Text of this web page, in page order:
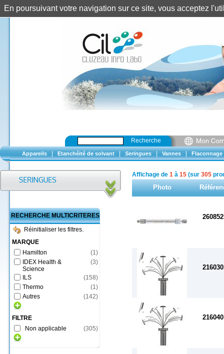
Recherche
Appareils Etanchéité de solvant Seringues Vannes Flaconnage
RECHERCHE MULTICRITERES
Réinitialiser les filtres.
MARQUE
Hamilton
(1)
IDEX Health &
Science
(3)
ILS (158)
Thermo
(1)
Autres
(142)
FILTRE
Non applicable
(305)
Affichage de 1 à 15 (sur 305
Photo
En poursuivant votre navigation sur ce site, vous acceptez